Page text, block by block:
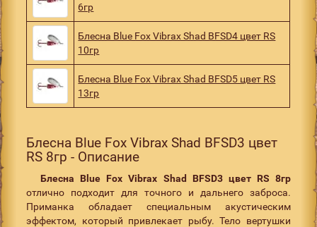
6гр
Блесна Blue Fox Vibrax Shad BFSD4 цвет RS
10гр
Блесна Blue Fox Vibrax Shad BFSD5 цвет RS
13гр
Блесна Blue Fox Vibrax Shad BFSD3 цвет
RS 8гр - Описание
Блесна Blue Fox Vibrax Shad BFSD3 цвет RS 8гр
отлично подходит для точного и дальнего заброса.
Приманка обладает специальным акустическим
эффектом, который привлекает рыбу. Тело вертушки